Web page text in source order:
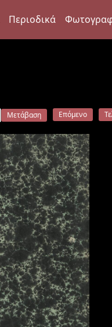
Περιοδικά
Μετάβαση Επόμενο